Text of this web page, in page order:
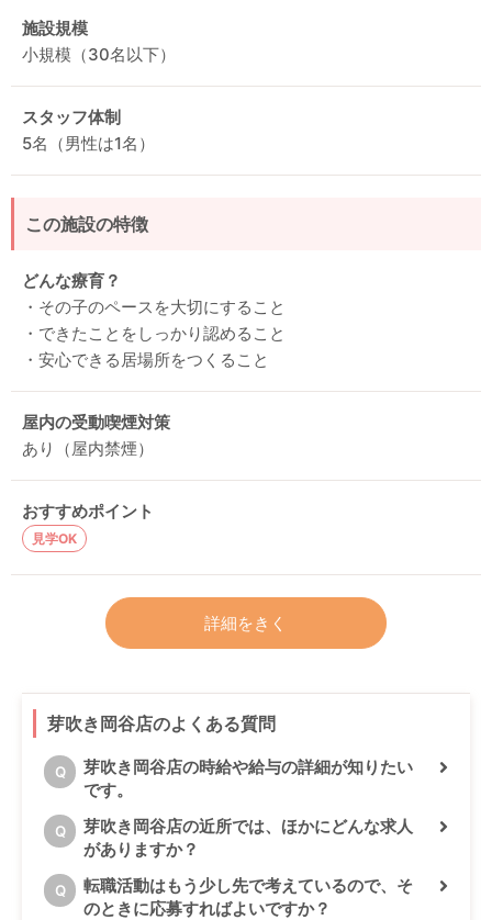
施設規模
小規模（30名以下）
スタッフ体制
5名（男性は1名）
この施設の特徴
どんな療育？
・その子のペースを大切にすること
・できたことをしっかり認めること
・安心できる居場所をつくること
屋内の受動喫煙対策
あり（屋内禁煙）
おすすめポイント
見学OK
詳細をきく
芽吹き岡谷店のよくある質問
Q
芽吹き岡谷店の時給や給与の詳細が知りたい
です。
Q
芽吹き岡谷店の近所では、ほかにどんな求人
がありますか？
Q
転職活動はもう少し先で考えているので、そ
のときに応募すればよいですか？